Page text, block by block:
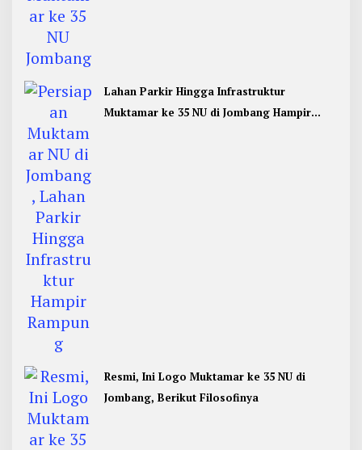
Lahan Parkir Hingga Infrastruktur
Muktamar ke 35 NU di Jombang Hampir
Resmi, Ini Logo Muktamar ke 35 NU di
Jombang, Berikut Filosofinya